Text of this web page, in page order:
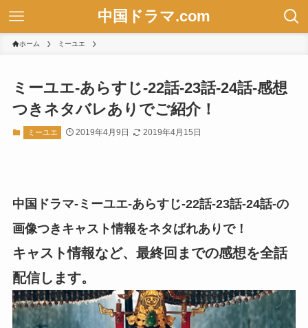
中国ドラマ.com
ホーム ミーユエ
ミーユエ-あらすじ-22話-23話-24話-感想
つきネタバレありでご紹介！
ミーユエ 2019年4月9日 2019年4月15日
中国ドラマ-ミーユエ-あらすじ-22話-23話-24話-の
画像つきキャスト情報をネタばれありで！
キャスト情報など、最終回までの感想を全話
配信します。